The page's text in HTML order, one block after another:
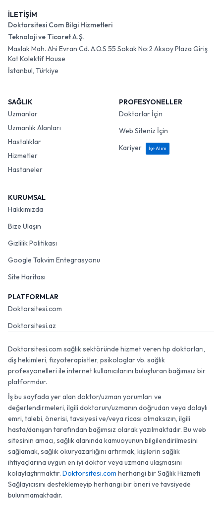
İLETİŞİM
Doktorsitesi Com Bilgi Hizmetleri
Teknoloji ve Ticaret A.Ş.
Maslak Mah. Ahi Evran Cd. A.O.S 55 Sokak No:2 Aksoy Plaza Giriş
Kat Kolektif House
İstanbul, Türkiye
SAĞLIK
Uzmanlar
Uzmanlık Alanları
Hastalıklar
Hizmetler
Hastaneler
PROFESYONELLER
Doktorlar İçin
Web Siteniz İçin
Kariyer
İşe Alım
KURUMSAL
Hakkımızda
Bize Ulaşın
Gizlilik Politikası
Google Takvim Entegrasyonu
Site Haritası
PLATFORMLAR
Doktorsitesi.com
Doktorsitesi.az
Doktorsitesi.com sağlık sektöründe hizmet veren tıp doktorları,
diş hekimleri, fizyoterapistler, psikologlar vb. sağlık
profesyonelleri ile internet kullanıcılarını buluşturan bağımsız bir
platformdur.
İş bu sayfada yer alan doktor/uzman yorumları ve
değerlendirmeleri, ilgili doktorun/uzmanın doğrudan veya dolaylı
emri, talebi, önerisi, tavsiyesi ve/veya ricası olmaksızın, ilgili
hasta/danışan tarafından bağımsız olarak yazılmaktadır. Bu web
sitesinin amacı, sağlık alanında kamuoyunun bilgilendirilmesini
sağlamak, sağlık okuryazarlığını artırmak, kişilerin sağlık
ihtiyaçlarına uygun en iyi doktor veya uzmana ulaşmasını
kolaylaştırmaktır. Doktorsitesi.com herhangi bir Sağlık Hizmeti
Sağlayıcısını desteklemeyip herhangi bir öneri ve tavsiyede
bulunmamaktadır.